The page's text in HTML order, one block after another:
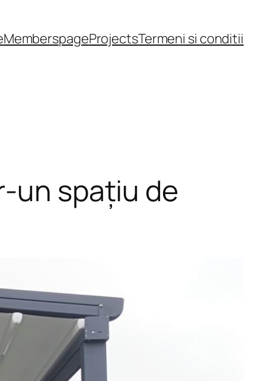
MemberspageProjectsTermeni si conditii
un spațiu de